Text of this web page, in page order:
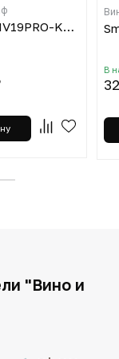
Meyvel MV19PRO-KBB1
В
"Вино и